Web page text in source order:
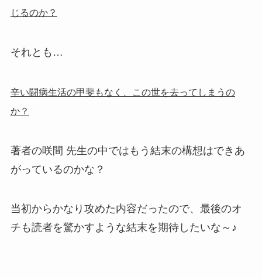
じるのか？
それとも…
辛い闘病生活の甲斐もなく、この世を去ってしまうの
か？
著者の咲間 先生の中ではもう結末の構想はできあ
がっているのかな？
当初からかなり攻めた内容だったので、最後のオ
チも読者を驚かすような結末を期待したいな～♪